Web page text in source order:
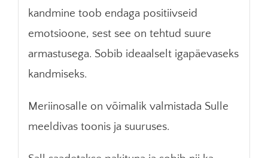
kandmine toob endaga positiivseid
emotsioone, sest see on tehtud suure
armastusega. Sobib ideaalselt igapäevaseks
kandmiseks.
Meriinosalle on võimalik valmistada Sulle
meeldivas toonis ja suuruses.